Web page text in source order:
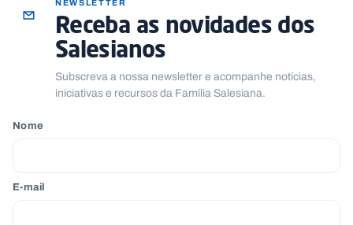
NEWSLETTER
Receba as novidades dos
Salesianos
Subscreva a nossa newsletter e acompanhe notícias,
iniciativas e recursos da Família Salesiana.
Nome
E-mail